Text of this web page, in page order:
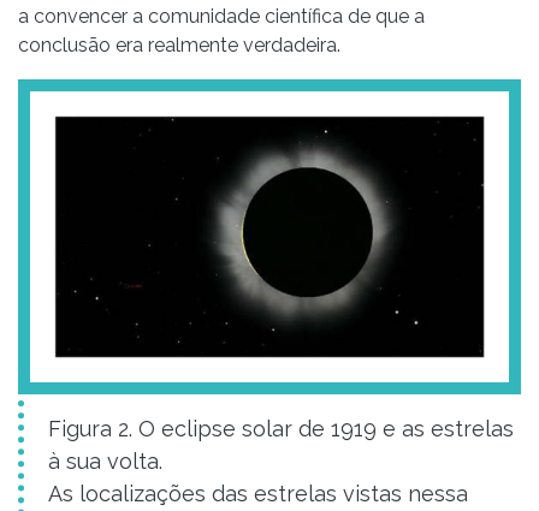
a convencer a comunidade científica de que a
conclusão era realmente verdadeira.
Figura 2. O eclipse solar de 1919 e as estrelas
à sua volta.
As localizações das estrelas vistas nessa